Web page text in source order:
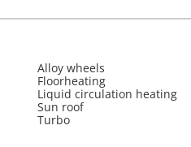
Alloy wheels
Floorheating
Liquid circulation heating
Sun roof
Turbo